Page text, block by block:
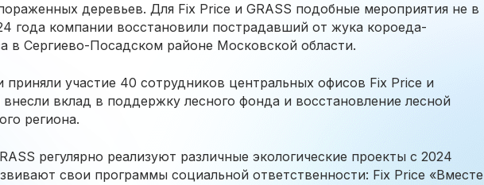
деревьев. Для Fix Price и GRASS подобные мероприятия не в
года компании восстановили пострадавший от жука короеда-
в Сергиево-Посадском районе Московской области.
приняли участие 40 сотрудников центральных офисов Fix Price и
вклад в поддержку лесного фонда и восстановление лесной
региона.
регулярно реализуют различные экологические проекты с 2024
свои программы социальной ответственности: Fix Price «Вместе